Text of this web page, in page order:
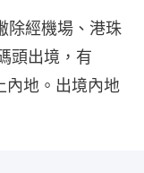
除經機場、港珠
頭出境，有
內地。出境內地